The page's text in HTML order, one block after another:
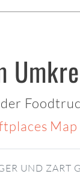
Map
UND ZART